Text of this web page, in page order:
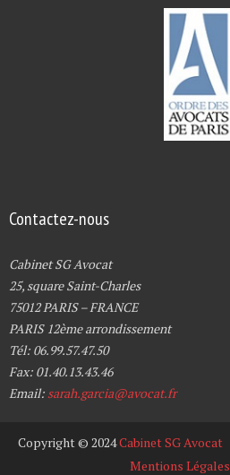
Contactez-nous
Cabinet SG Avocat
25, square Saint-Charles
75012 PARIS – FRANCE
PARIS 12ème arrondissement
Tél: 06.99.57.47.50
Fax: 01.40.13.43.46
Email: sarah.garcia@avocat.fr
Copyright © 2024Cabinet SG Avocat
Mentions Légales